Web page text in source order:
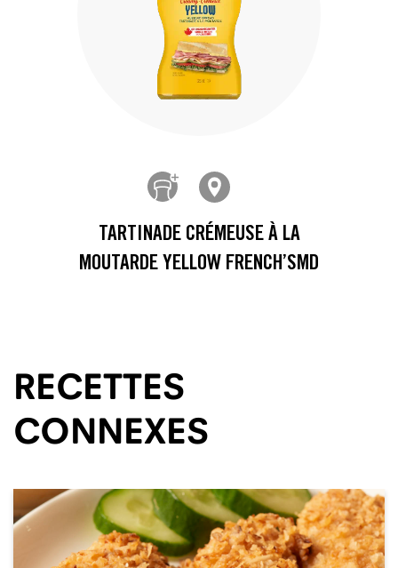
TARTINADE CRÉMEUSE À LA
MOUTARDE YELLOW FRENCH’SMD
RECETTES
CONNEXES